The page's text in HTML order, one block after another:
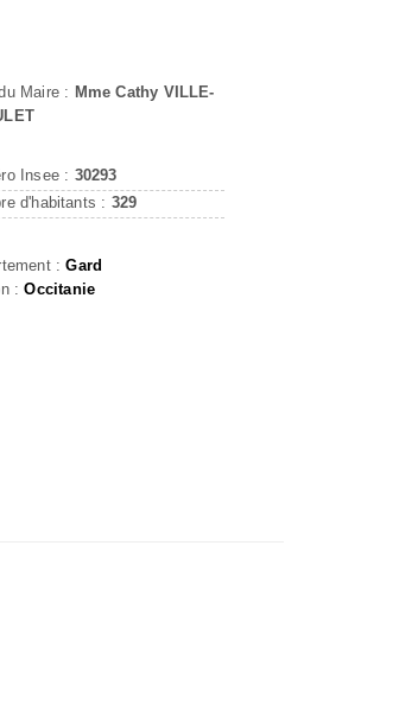
Maire : Mme Cathy VILLE-
Insee : 30293
d'habitants : 329
:Gard
:Occitanie